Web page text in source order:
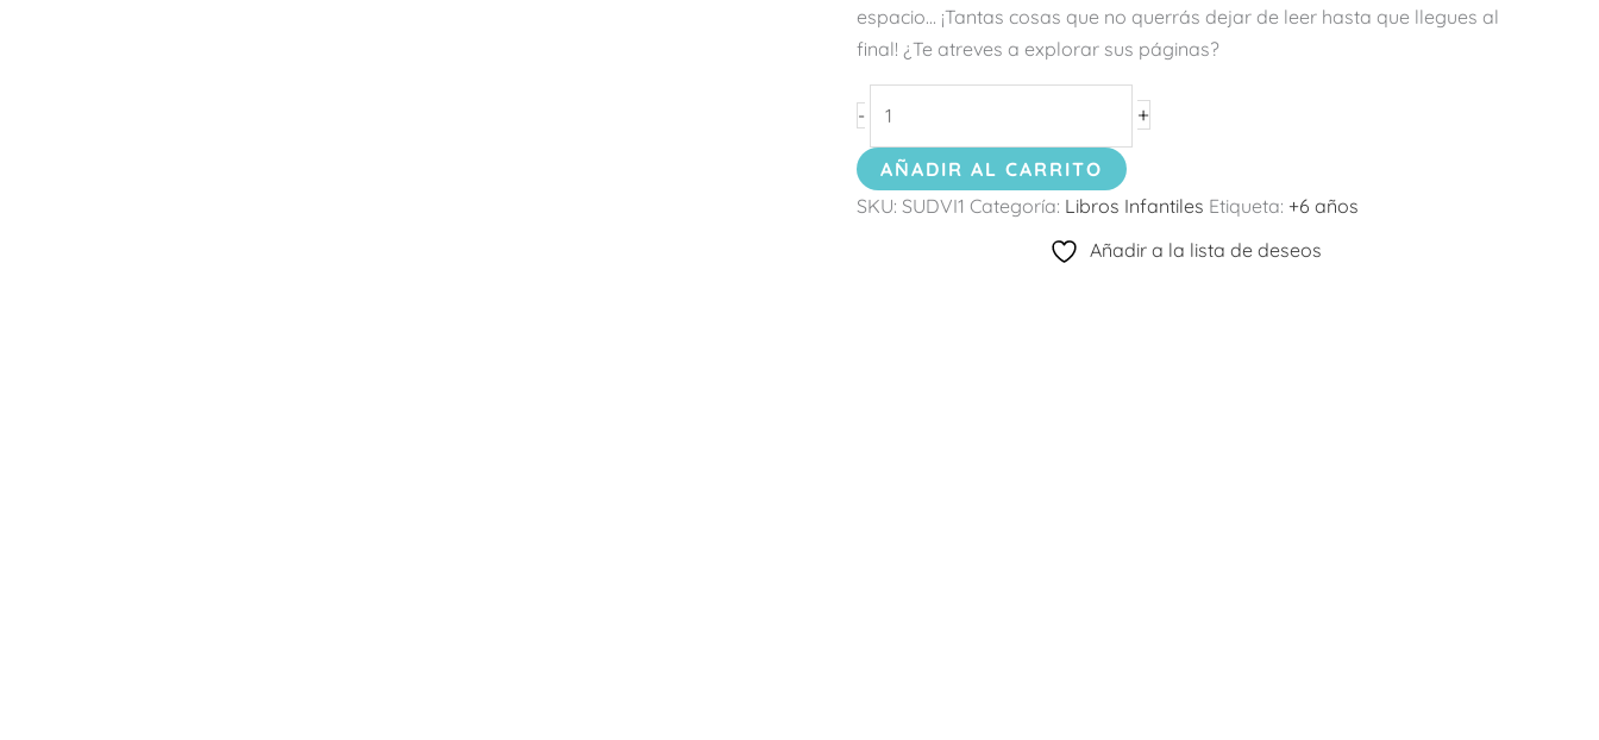
espacio… ¡Tantas cosas que no querrás dejar de leer hasta que llegues al
final! ¿Te atreves a explorar sus páginas?
- +
AÑADIR AL CARRITO
SKU: SUDVI1 Categoría: Libros Infantiles Etiqueta: +6 años
Añadir a la lista de deseos